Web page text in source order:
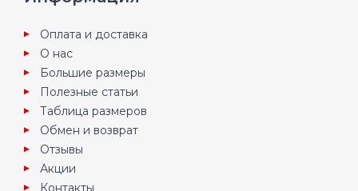
Оплата и доставка
О нас
Большие размеры
Полезные статьи
Таблица размеров
Обмен и возврат
Отзывы
Акции
Контакты